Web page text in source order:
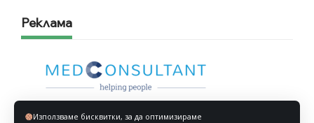
Използваме бисквитки, за да оптимизираме
Реклама